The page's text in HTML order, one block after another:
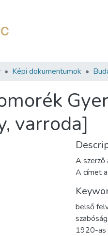
Képi dokumentumok
varroda]
A szerző
A címet
belső
szabóság,
1920-as